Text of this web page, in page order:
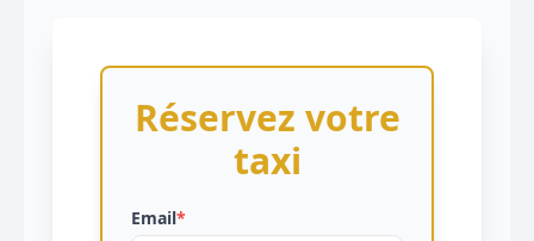
Réservez votre
taxi
Email*